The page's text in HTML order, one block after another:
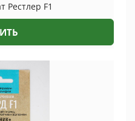
Рестлер F1